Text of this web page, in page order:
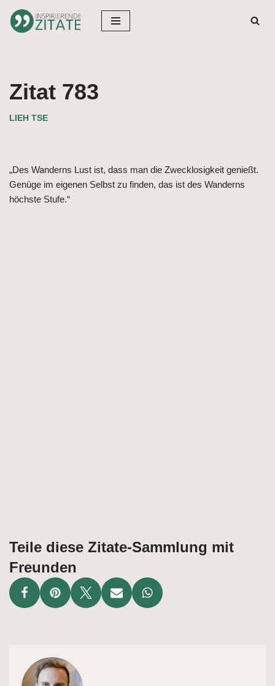
Zum
Zitat 783
LIEH TSE
„Des Wanderns Lust ist, dass man die Zwecklosigkeit genießt.
Genüge im eigenen Selbst zu finden, das ist des Wanderns
höchste Stufe.“
Teile diese Zitate-Sammlung mit
Freunden